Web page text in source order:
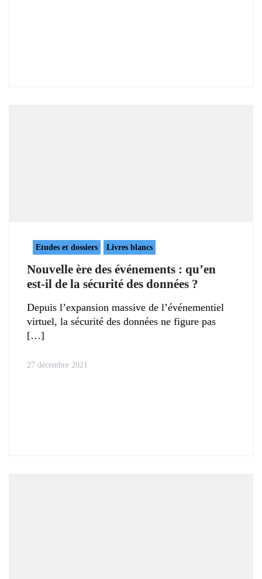
Etudes et dossiers Livres blancs
Nouvelle ère des événements : qu’en
est-il de la sécurité des données ?
Depuis l’expansion massive de l’événementiel
virtuel, la sécurité des données ne figure pas
27 décembre 2021